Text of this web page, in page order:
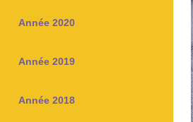
Année 2020
Année 2019
Année 2018